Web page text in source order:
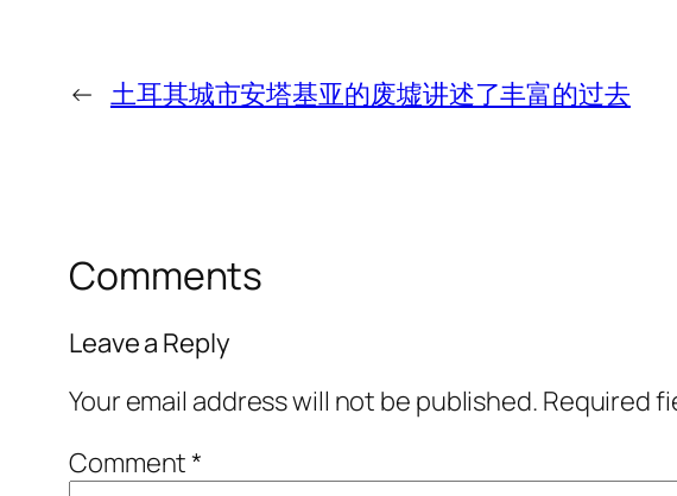
← 土耳其城市安塔基亚的废墟讲述了丰富的过去
Comments
Leave a Reply
Your email address will not be published. Required
Comment*